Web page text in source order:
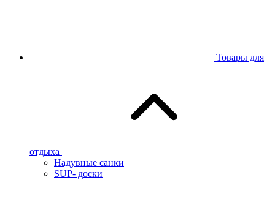
Товары для
отдыха
Надувные санки
SUP- доски